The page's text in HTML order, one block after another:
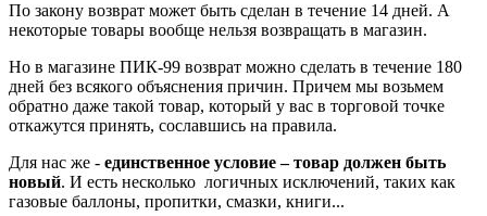
По закону возврат может быть сделан в течение 14 дней. А
некоторые товары вообще нельзя возвращать в магазин.
Но в магазине ПИК-99 возврат можно сделать в течение 180
дней без всякого объяснения причин. Причем мы возьмем
обратно даже такой товар, который у вас в торговой точке
откажутся принять, сославшись на правила.
Для нас же - единственное условие – товар должен быть
новый. И есть несколько логичных исключений, таких как
газовые баллоны, пропитки, смазки, книги...